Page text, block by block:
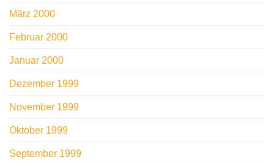
März 2000
Februar 2000
Januar 2000
Dezember 1999
November 1999
Oktober 1999
September 1999